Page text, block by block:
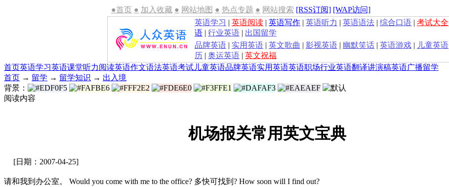
●首页 ● 加入收藏 ● 网站地图 ● 热点专题 ● 网站搜索 [RSS订阅] [WAP访问]
英语学习 | 英语阅读 | 英语写作 | 英语听力 | 英语语法 | 综合口语 | 考试大全
语 | 行业英语 | 出国留学
品牌英语 | 实用英语 | 英文歌曲 | 影视英语 | 幽默笑话 | 英语游戏 | 儿童英语
历 | 奥运英语 | 英文祝福
首页英语学习英语课堂听力阅读英语作文语法英语考试 儿童英语品牌英语实用英语英语职场行业英语翻译讲演稿英语广播留学
首页 → 留学 → 留学知识 → 出入境
背景：
阅读内容
机场报关常用英文宝典
[日期：2007-04-25]
请和我到办公室。 Would you come with me to the office? 多快可找到? How soon will I find out?